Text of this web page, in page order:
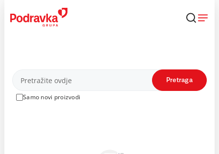
content
Proizvodi
Samo novi proizvodi
Pretraga